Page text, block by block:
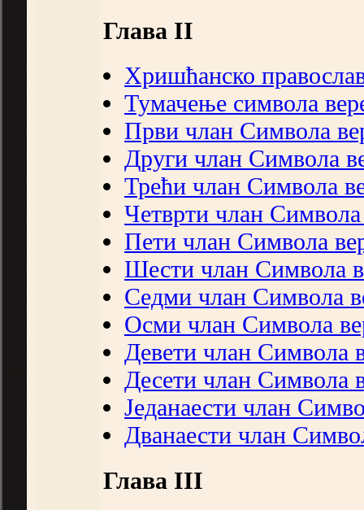
Глава II
Хришћанско
Тумачење символа
Први члан Символа
Други члан Символа
Трећи члан Символа
Четврти члан Символа
Пети члан Символа
Шести члан Символа
Седми члан Символа
Осми члан Символа
Девети члан Символа
Десети члан Символа
Једанаести члан
Дванаести члан
Глава III